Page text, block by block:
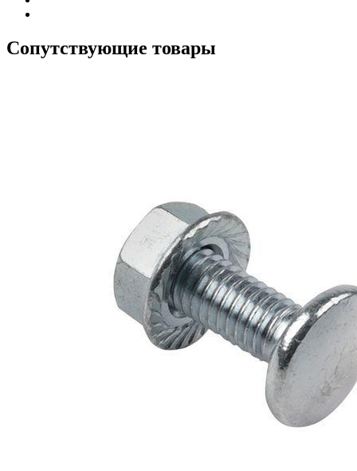
Сопутствующие товары